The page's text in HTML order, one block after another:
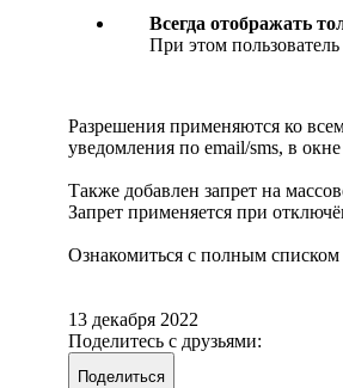
Всегда отображать
При этом
Разрешения применяются ко
уведомления по email/sms, в
Также добавлен запрет на
Запрет применяется при
Ознакомиться с полным
13 декабря 2022
Поделитесь с друзьями:
Поделиться